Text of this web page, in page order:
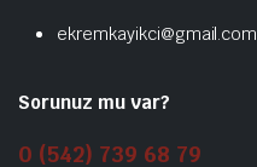
ekremkayikci@gmail.com
Sorunuz mu var?
0 (542) 739 68 79